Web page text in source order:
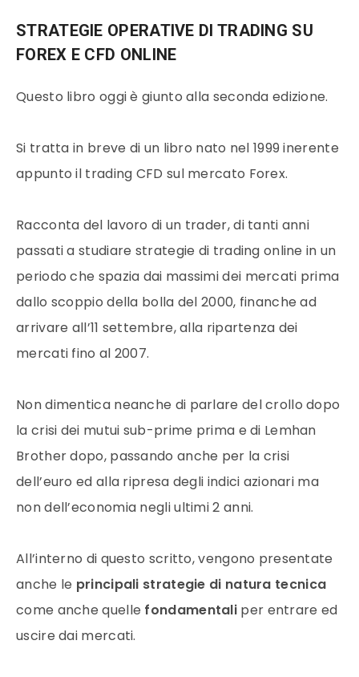
STRATEGIE OPERATIVE DI TRADING SU
FOREX E CFD ONLINE
Questo libro oggi è giunto alla seconda edizione.
Si tratta in breve di un libro nato nel 1999 inerente
appunto il trading CFD sul mercato Forex.
Racconta del lavoro di un trader, di tanti anni
passati a studiare strategie di trading online in un
periodo che spazia dai massimi dei mercati prima
dallo scoppio della bolla del 2000, finanche ad
arrivare all’11 settembre, alla ripartenza dei
mercati fino al 2007.
Non dimentica neanche di parlare del crollo dopo
la crisi dei mutui sub-prime prima e di Lemhan
Brother dopo, passando anche per la crisi
dell’euro ed alla ripresa degli indici azionari ma
non dell’economia negli ultimi 2 anni.
All’interno di questo scritto, vengono presentate
anche le principali strategie di natura tecnica
come anche quelle fondamentali per entrare ed
uscire dai mercati.